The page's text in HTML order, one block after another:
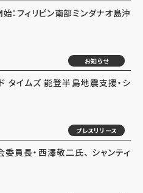
：フィリピン南部ミンダナオ島沖
お知らせ
タイムズ 能登半島地震支援・シ
プレスリリース
員長・西澤敬二氏、 シャンティ